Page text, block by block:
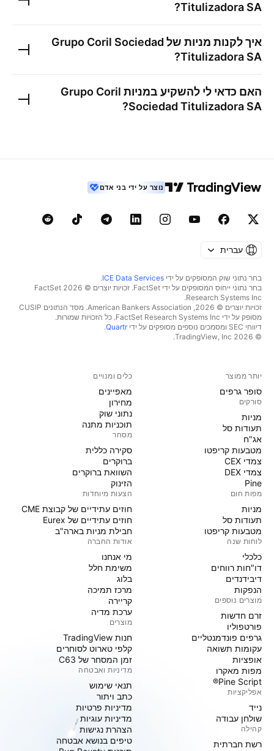
Titulizadora SA
?
איך לקנות מניות של Grupo Coril Sociedad
Titulizadora SA
?
האם כדאי לי להשקיע במניות Grupo Coril
Sociedad Titulizadora SA
?
נוצר על ידי בני אדם
עברית
בחר נתוני שוק המסופקים על ידי ICE Data Services
.
בחר נתוני ייחוס המסופקים על ידי FactSet. זכויות יוצרים © 2026 ‏FactSet
Research Systems Inc.‏
זכויות יוצרים © 2026, ‏American Bankers Association. מסד הנתונים CUSIP
מסופק על ידי FactSet Research Systems Inc. כל הזכויות שמורות.
דיווחי SEC ומסמכים נוספים מסופקים על ידי
Quartr
.
© 2026 ‏TradingView, Inc.‏
יותר ממוצר
סופר גרפים
סורקים
מניות‏
תעודות סל
אג"ח
מטבעות קריפטו
צמדי CEX
צמדי DEX
Pine
מפות חום
מניות‏
תעודות סל
מטבעות קריפטו
לוחות שנה
כלכלי
דו"חות רווחים
דיבידנדים
הנפקות
מוצרים נוספים
זרם חדשות
פורטפוליו
גרפים פונדמנטליים
עקומות תשואה
אופציות
מפות מאקרו
Pine Script®
אפליקציות
נייד
שולחן עבודה
קהילה
רשת חברתית
כלים ומנויים
מאפיינים
מחירון
נתוני שוק
תוכניות מתנה
מסחר
סקירה כללית
ברוקרים
השוואת ברוקרים
הזינוק
הצעות מיוחדות
חוזים עתידיים של קבוצת CME
חוזים עתידיים של Eurex
חבילת מניות בארה"ב
אודות החברה
מי אנחנו
משימת חלל
בלוג
מרכז תמיכה
קריירה
ערכת מדיה
מוצרים
חנות TradingView
קלפי טארוט לסוחרים
זמן המסחר של C63
מדיניות ואבטחה
תנאי שימוש
כתב ויתור
מדיניות פרטיות
מדיניות עוגיות
הצהרת נגישות
טיפים בנושא אבטחה